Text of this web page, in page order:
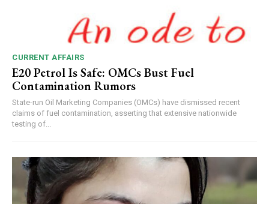
CURRENT AFFAIRS
E20 Petrol Is Safe: OMCs Bust Fuel
Contamination Rumors
State-run Oil Marketing Companies (OMCs) have dismissed recent
claims of fuel contamination, asserting that extensive nationwide
testing of...